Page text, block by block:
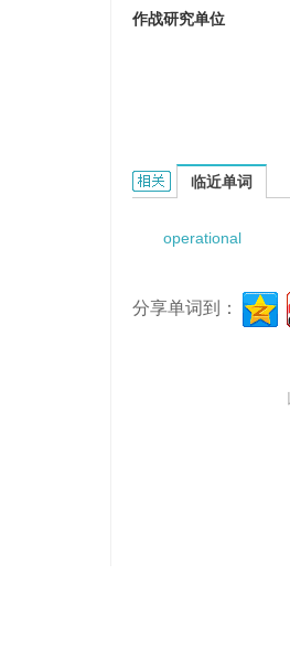
作战研究单位
Operational临近单词
operational
分享单词到：